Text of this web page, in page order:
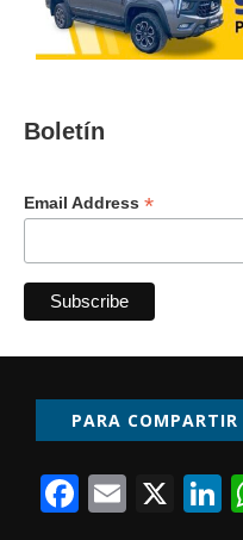
Boletín
Email Address *
PARA COMPARTIR
Email
X